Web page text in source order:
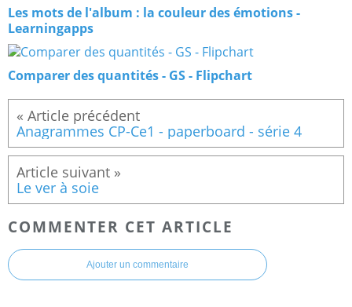
Les mots de l'album : la couleur des émotions -
Learningapps
Comparer des quantités - GS - Flipchart
Anagrammes CP-Ce1 - paperboard - série 4
Le ver à soie
COMMENTER CET ARTICLE
Ajouter un commentaire